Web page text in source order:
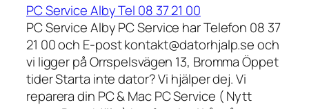
PC Service Alby Tel 08 37 21 00
PC Service Alby PC Service har Telefon 08 37
21 00 och E-post kontakt@datorhjalp.se och
vi ligger på Orrspelsvägen 13, Bromma Öppet
tider Starta inte dator? Vi hjälper dej. Vi
reparera din PC & Mac PC Service ( Nytt